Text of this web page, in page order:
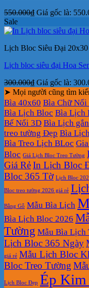
550.000₫ Giá gốc là:
Sale
Lịch Bloc Siêu Đại 20x30
Lịch bloc siêu đại Hoa
300.000₫ Giá gốc là:
➤ Mọi người cũng tìm
Bìa 40x60 Bìa Chữ Nổi
Bìa Lịch Bloc Bìa Lịch
Bế Nổi 3D Bìa Lịch
treo tường Đẹp Bìa
Bìa Treo Lịch BLoc
Bloc Giá Lịch Bloc Treo Tường
Giá RẻIn Lịch Bloc
Bloc 365 Tờ Lịch Bloc
Bloc treo tường 2026 giá rẻ
Bằng Gỗ Mẫu Bìa Lịch
Bìa Lịch Bloc 2026
Tường Mẫu Bìa Lịch
Lịch Bloc 365 Ngày
giá rẻ Mẫu Lịch Bloc
Bloc Treo Tường
Lịch Bloc Đẹp Ép